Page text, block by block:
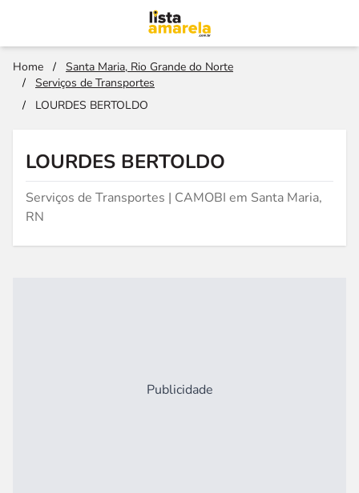
Home /
Santa Maria, Rio Grande do Norte
/
Serviços de Transportes
/
LOURDES BERTOLDO
LOURDES BERTOLDO
Serviços de Transportes | CAMOBI em Santa Maria,
RN
Publicidade